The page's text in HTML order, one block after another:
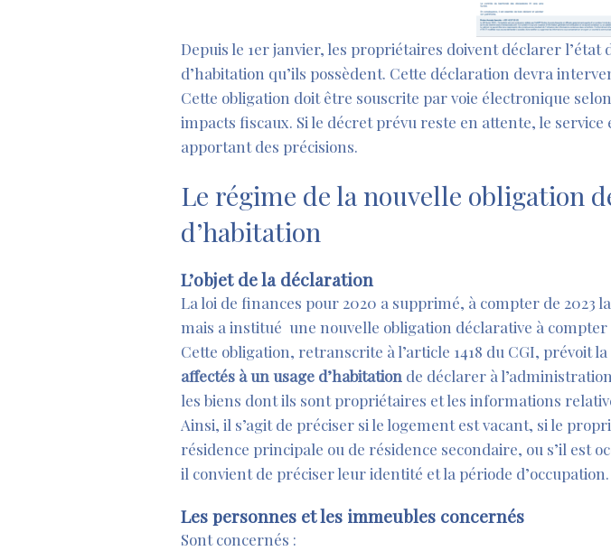
Depuis le 1er janvier, les propriétaires doivent déclarer l’état
d’habitation qu’ils possèdent. Cette déclaration devra
Cette obligation doit être souscrite par voie électronique
impacts fiscaux. Si le décret prévu reste en attente, le service
apportant des précisions.
Le régime de la nouvelle obligation
d’habitation
L’objet de la déclaration
La loi de finances pour 2020 a supprimé, à compter de 2023
mais a institué une nouvelle obligation déclarative à compter
Cette obligation, retranscrite à l’article 1418 du CGI, prévoit
affectés à un usage d’habitation de déclarer à
les biens dont ils sont propriétaires et les informations
Ainsi, il s’agit de préciser si le logement est vacant, si le
résidence principale ou de résidence secondaire, ou s’il est
il convient de préciser leur identité et la période d’occupation.
Les personnes et les immeubles concernés
Sont concernés :